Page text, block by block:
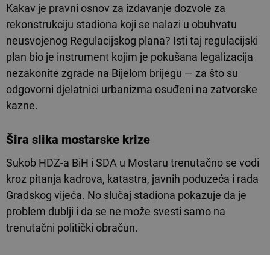
Kakav je pravni osnov za izdavanje dozvole za
rekonstrukciju stadiona koji se nalazi u obuhvatu
neusvojenog Regulacijskog plana? Isti taj regulacijski
plan bio je instrument kojim je pokušana legalizacija
nezakonite zgrade na Bijelom brijegu — za što su
odgovorni djelatnici urbanizma osuđeni na zatvorske
kazne.
Šira slika mostarske krize
Sukob HDZ-a BiH i SDA u Mostaru trenutačno se vodi
kroz pitanja kadrova, katastra, javnih poduzeća i rada
Gradskog vijeća. No slučaj stadiona pokazuje da je
problem dublji i da se ne može svesti samo na
trenutačni politički obračun.